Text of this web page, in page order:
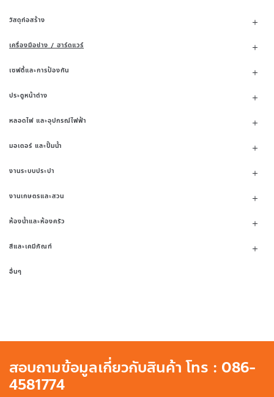
วัสดุก่อสร้าง
เครื่องมือช่าง / ฮาร์ดแวร์
เซฟตี้และการป้องกัน
ประตูหน้าต่าง
หลอดไฟ และอุปกรณ์ไฟฟ้า
มอเตอร์ และปั๊มน้ำ
งานระบบประปา
งานเกษตรและสวน
ห้องน้ำและห้องครัว
สีและเคมีภัณฑ์
อื่นๆ
สอบถามข้อมูลเกี่ยวกับสินค้า โทร : 086-
4581774